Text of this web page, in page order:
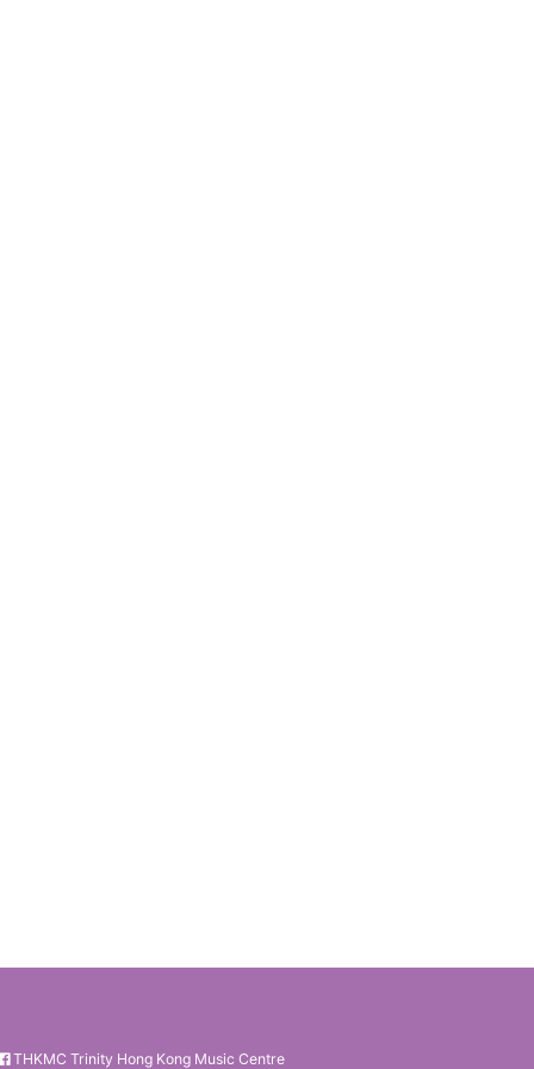
THKMC Trinity Hong Kong Music Centre